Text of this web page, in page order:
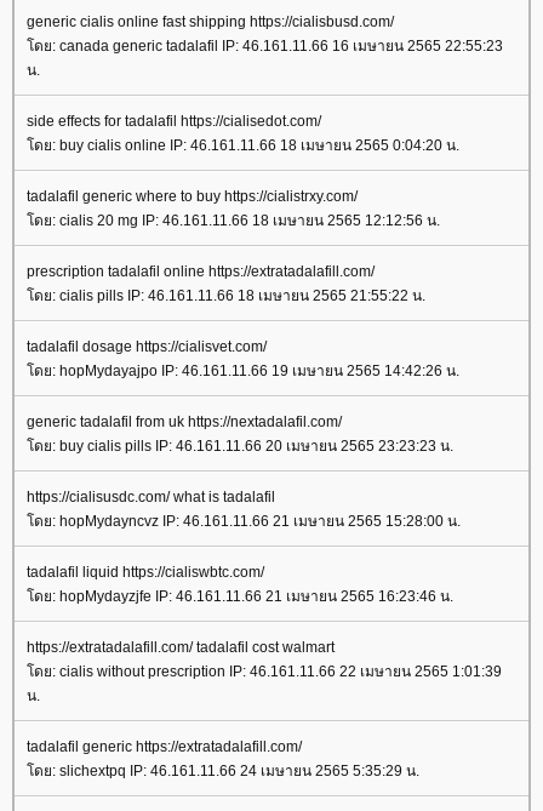
generic cialis online fast shipping https://cialisbusd.com/
ดย: canada generic tadalafil IP: 46.161.11.66 16 เมษายน 2565 22:55:23
น.
side effects for tadalafil https://cialisedot.com/
ดย: buy cialis online IP: 46.161.11.66 18 เมษายน 2565 0:04:20 น.
tadalafil generic where to buy https://cialistrxy.com/
ดย: cialis 20 mg IP: 46.161.11.66 18 เมษายน 2565 12:12:56 น.
prescription tadalafil online https://extratadalafill.com/
ดย: cialis pills IP: 46.161.11.66 18 เมษายน 2565 21:55:22 น.
tadalafil dosage https://cialisvet.com/
ดย: hopMydayajpo IP: 46.161.11.66 19 เมษายน 2565 14:42:26 น.
generic tadalafil from uk https://nextadalafil.com/
ดย: buy cialis pills IP: 46.161.11.66 20 เมษายน 2565 23:23:23 น.
https://cialisusdc.com/ what is tadalafil
ดย: hopMydayncvz IP: 46.161.11.66 21 เมษายน 2565 15:28:00 น.
tadalafil liquid https://cialiswbtc.com/
ดย: hopMydayzjfe IP: 46.161.11.66 21 เมษายน 2565 16:23:46 น.
https://extratadalafill.com/ tadalafil cost walmart
ดย: cialis without prescription IP: 46.161.11.66 22 เมษายน 2565 1:01:39
น.
tadalafil generic https://extratadalafill.com/
ดย: slichextpq IP: 46.161.11.66 24 เมษายน 2565 5:35:29 น.